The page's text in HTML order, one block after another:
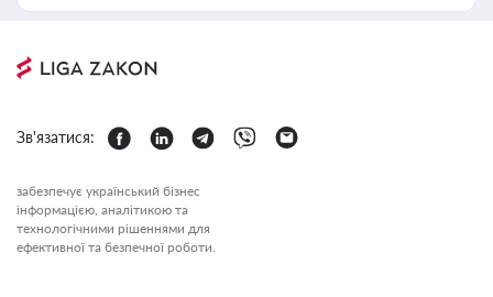
Зв'язатися:
забезпечує український бізнес
інформацією, аналітикою та
технологічними рішеннями для
ефективної та безпечної роботи.